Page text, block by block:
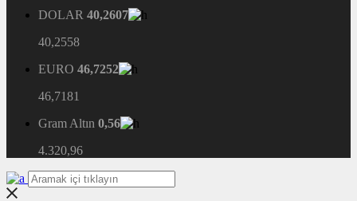
DOLAR 40,2607
40,2558
EURO 46,7252
46,7181
Gram Altın 0,56
4.320,96